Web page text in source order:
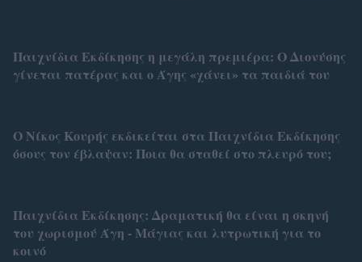
Παιχνίδια Εκδίκησης η μεγάλη πρεμιέρα: Ο Διονύσης
γίνεται πατέρας και ο Άγης «χάνει» τα παιδιά του
Ο Νίκος Κουρής εκδικείται στα Παιχνίδια Εκδίκησης
όσους τον έβλαψαν: Ποια θα σταθεί στο πλευρό του;
Παιχνίδια Εκδίκησης: Δραματική θα είναι η σκηνή
του χωρισμού Άγη - Μάγιας και λυτρωτική για το
κοινό